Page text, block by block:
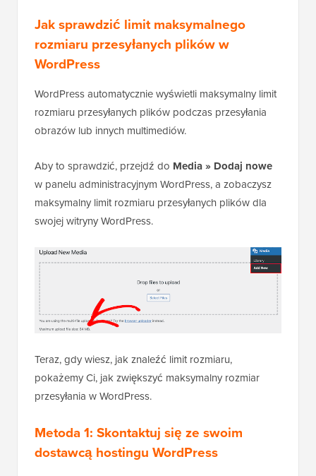
Jak sprawdzić limit maksymalnego
rozmiaru przesyłanych plików w
WordPress
WordPress automatycznie wyświetli maksymalny limit
rozmiaru przesyłanych plików podczas przesyłania
obrazów lub innych multimediów.
Aby to sprawdzić, przejdź do Media » Dodaj nowe
w panelu administracyjnym WordPress, a zobaczysz
maksymalny limit rozmiaru przesyłanych plików dla
swojej witryny WordPress.
Teraz, gdy wiesz, jak znaleźć limit rozmiaru,
pokażemy Ci, jak zwiększyć maksymalny rozmiar
przesyłania w WordPress.
Metoda 1: Skontaktuj się ze swoim
dostawcą hostingu WordPress